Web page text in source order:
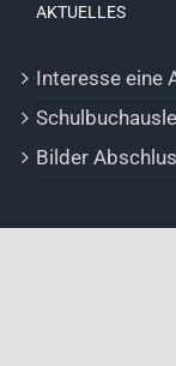
AKTUELLES
Interesse eine
Bilder